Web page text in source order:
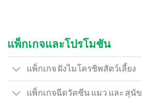
แพ็กเกจและโปรโมชัน
แพ็กเกจ ฝังไมโครชิพสัตว์เลี้ยง
แพ็กเกจฉีดวัคซีน แมว และ สุนัข